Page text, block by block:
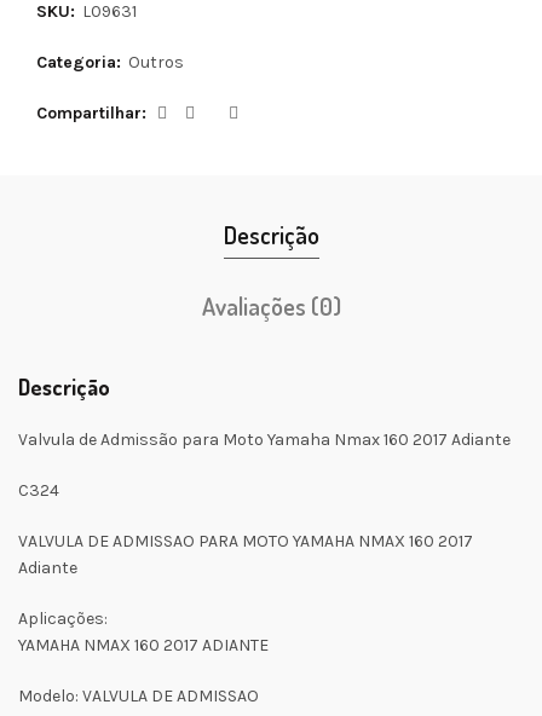
SKU: L09631
Categoria: Outros
Compartilhar
Descrição
Avaliações (0)
Descrição
Valvula de Admissão para Moto Yamaha Nmax 160 2017 Adiante
C324
VALVULA DE ADMISSAO PARA MOTO YAMAHA NMAX 160 2017
Adiante
Aplicações:
YAMAHA NMAX 160 2017 ADIANTE
Modelo: VALVULA DE ADMISSAO